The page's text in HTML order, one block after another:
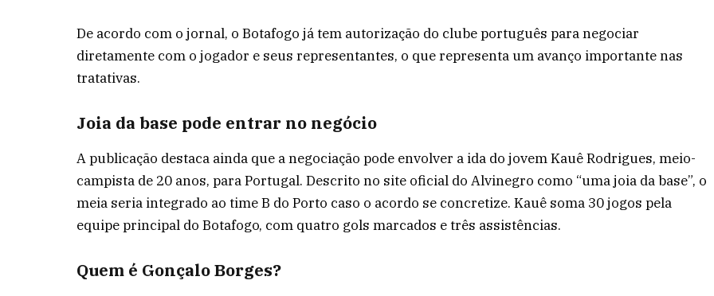
De acordo com o jornal, o Botafogo já tem autorização do clube português para negociar
diretamente com o jogador e seus representantes, o que representa um avanço importante nas
tratativas.
Joia da base pode entrar no negócio
A publicação destaca ainda que a negociação pode envolver a ida do jovem Kauê Rodrigues, meio-
campista de 20 anos, para Portugal. Descrito no site oficial do Alvinegro como “uma joia da base”, o
meia seria integrado ao time B do Porto caso o acordo se concretize. Kauê soma 30 jogos pela
equipe principal do Botafogo, com quatro gols marcados e três assistências.
Quem é Gonçalo Borges?